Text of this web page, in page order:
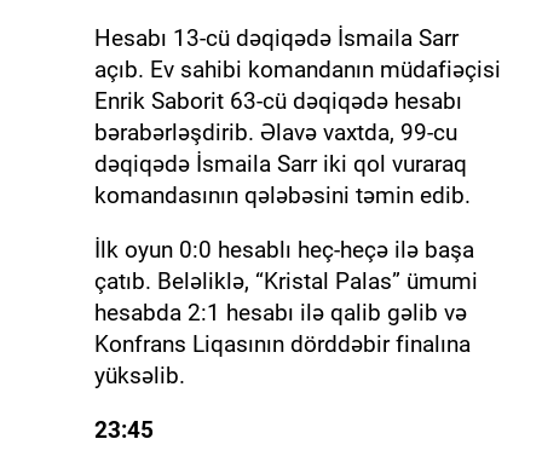
Hesabı 13-cü dəqiqədə İsmaila Sarr
açıb. Ev sahibi komandanın müdafiəçisi
Enrik Saborit 63-cü dəqiqədə hesabı
bərabərləşdirib. Əlavə vaxtda, 99-cu
dəqiqədə İsmaila Sarr iki qol vuraraq
komandasının qələbəsini təmin edib.
İlk oyun 0:0 hesablı heç-heçə ilə başa
çatıb. Beləliklə, “Kristal Palas” ümumi
hesabda 2:1 hesabı ilə qalib gəlib və
Konfrans Liqasının dörddəbir finalına
yüksəlib.
23:45